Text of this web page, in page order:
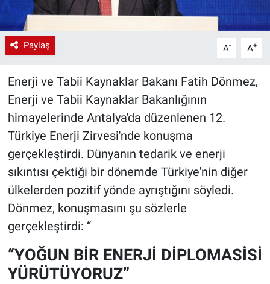
Paylaş A- A+
Enerji ve Tabii Kaynaklar Bakanı Fatih Dönmez,
Enerji ve Tabii Kaynaklar Bakanlığının
himayelerinde Antalya'da düzenlenen 12.
Türkiye Enerji Zirvesi'nde konuşma
gerçekleştirdi. Dünyanın tedarik ve enerji
sıkıntısı çektiği bir dönemde Türkiye'nin diğer
ülkelerden pozitif yönde ayrıştığını söyledi.
Dönmez, konuşmasını şu sözlerle
gerçekleştirdi: “
“YOĞUN BİR ENERJİ DİPLOMASİSİ
YÜRÜTÜYORUZ”